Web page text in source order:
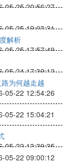
05-25 20:56:27
05-25 19:03:31
解析
05-25 17:57:49
05-24 17:39:12
为何越走越
05-22 12:54:26
05-22 15:04:21
05-22 13:39:35
05-22 09:00:12